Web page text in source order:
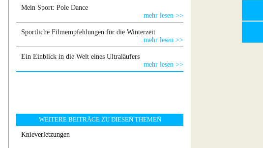
WEITERE BEITRÄGE ZU DIESEN THEMEN
Knieverletzungen
Mein Sport: Pole Dance
mehr lesen >>
Sportliche Filmempfehlungen für die Winterzeit
mehr lesen >>
Ein Einblick in die Welt eines Ultraläufers
mehr lesen >>